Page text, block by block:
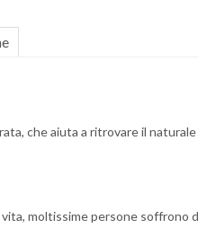
che aiuta a ritrovare il
moltissime persone